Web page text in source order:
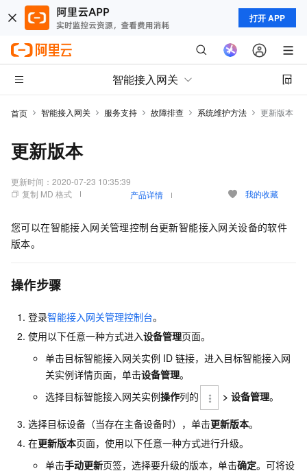
打开 APP
智能接入网关
首页 智能接入网关 服务支持 故障排查 系统维护方法 更新版本
更新版本
更新时间： 2020-07-23 10:35:39
复制 MD 格式
产品详情 我的收藏
您可以在智能接入网关管理控制台更新智能接入网关设备的软件
版本。
操作步骤
登录智能接入网关管理控制台。
使用以下任意一种方式进入设备管理页面。
单击目标智能接入网关实例 ID 链接，进入目标智能接入网
关实例详情页面，单击设备管理。
选择目标智能接入网关实例操作列的 > 设备管理。
选择目标设备（当存在主备设备时），单击更新版本。
在更新版本页面，使用以下任意一种方式进行升级。
单击手动更新页签，选择要升级的版本，单击确定。可将设